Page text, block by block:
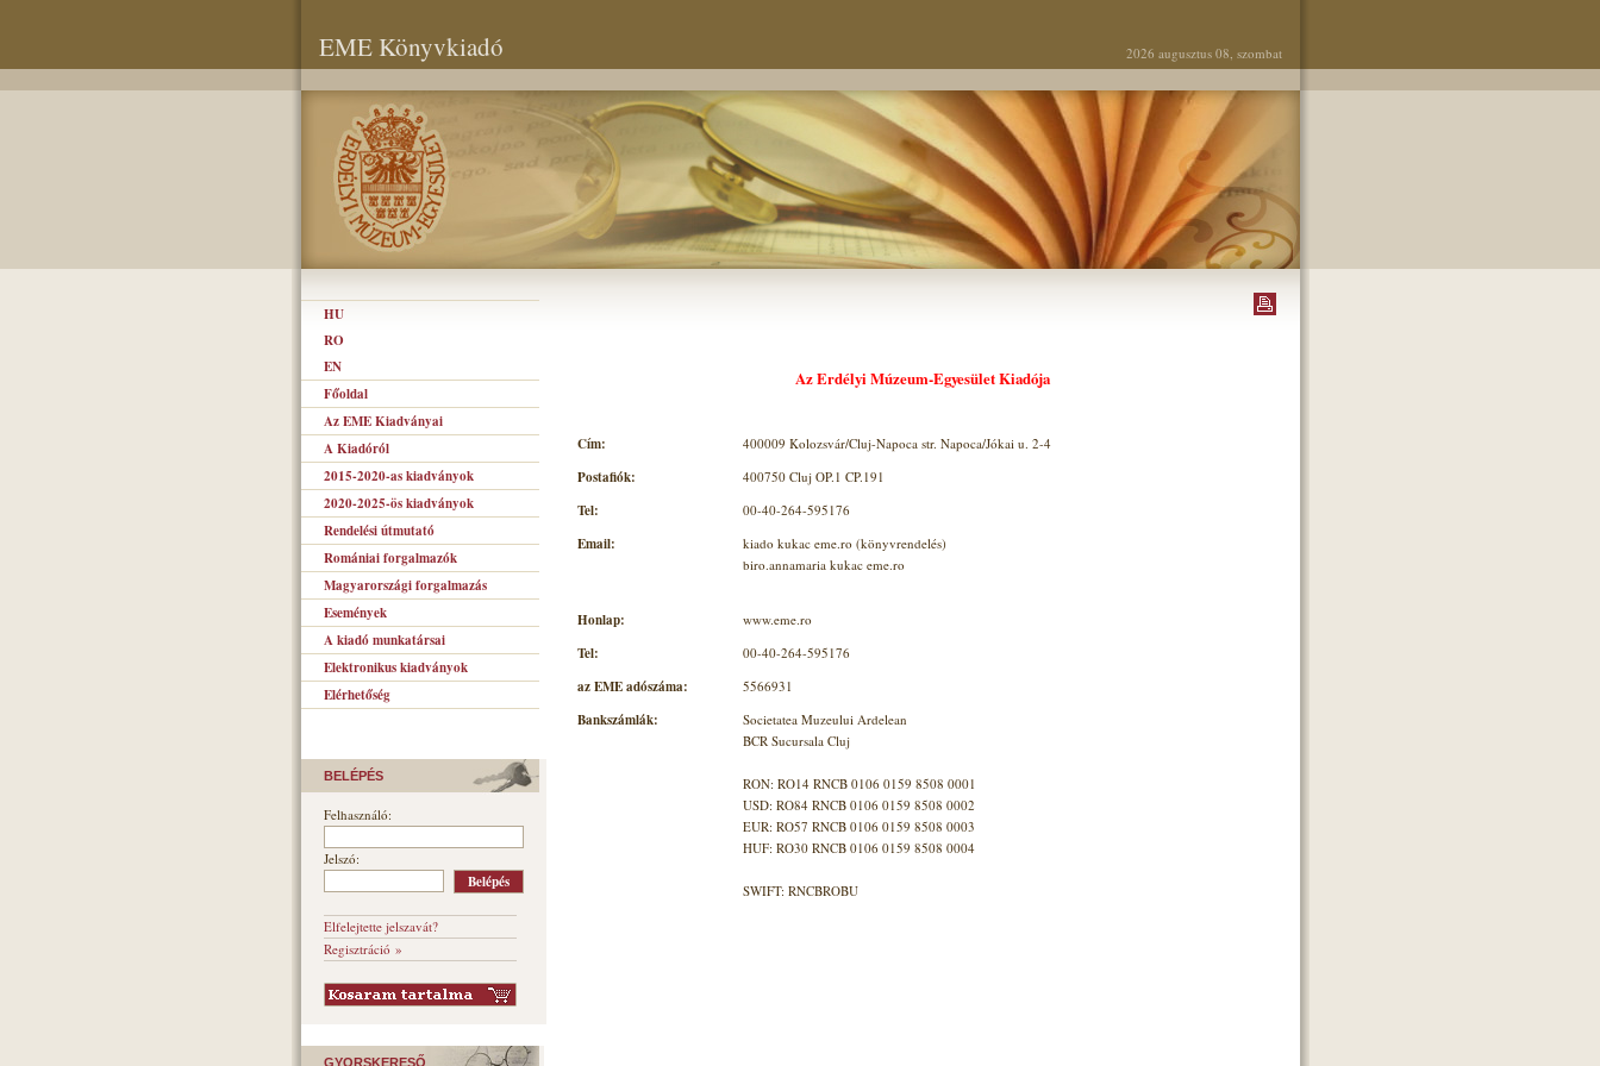
EME Könyvkiadó 2026 augusztus 08, szombat
HU
RO
EN
Főoldal
Az EME Kiadványai
A Kiadóról
2015-2020-as kiadványok
2020-2025-ös kiadványok
Rendelési útmutató
Romániai forgalmazók
Magyarországi forgalmazás
Események
A kiadó munkatársai
Elektronikus kiadványok
Elérhetőség
BELÉPÉS
Felhasználó:
Jelszó:
Elfelejtette jelszavát?
Regisztráció »
GYORSKERESŐ
Az Erdélyi Múzeum-Egyesület Kiadója
Cím: 400009 Kolozsvár/Cluj-Napoca str. Napoca/Jókai u. 2-4
Postafiók: 400750 Cluj OP.1 CP.191
Tel: 00-40-264-595176
Email:
kiado kukac eme.ro (könyvrendelés)
biro.annamaria kukac eme.ro
Honlap: www.eme.ro
Tel: 00-40-264-595176
az EME adószáma: 5566931
Bankszámlák:
Societatea Muzeului Ardelean
BCR Sucursala Cluj
RON: RO14 RNCB 0106 0159 8508 0001
USD: RO84 RNCB 0106 0159 8508 0002
EUR: RO57 RNCB 0106 0159 8508 0003
HUF: RO30 RNCB 0106 0159 8508 0004
SWIFT: RNCBROBU